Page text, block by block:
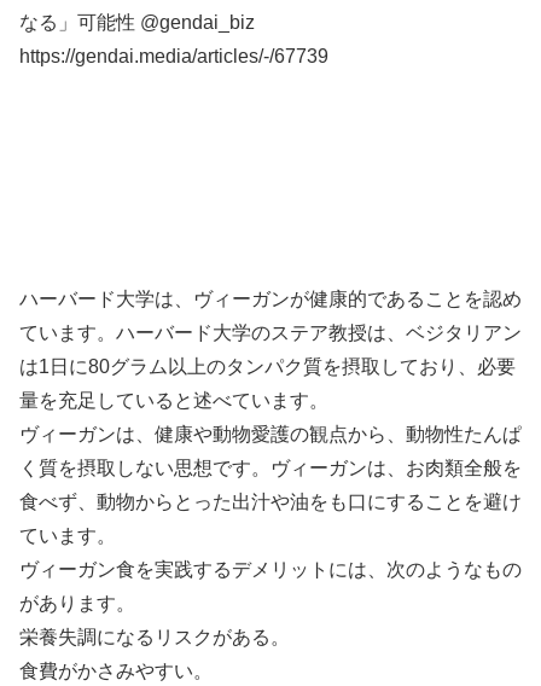
なる」可能性 @gendai_biz
https://gendai.media/articles/-/67739
ハーバード大学は、ヴィーガンが健康的であることを認め
ています。ハーバード大学のステア教授は、ベジタリアン
は1日に80グラム以上のタンパク質を摂取しており、必要
量を充足していると述べています。
ヴィーガンは、健康や動物愛護の観点から、動物性たんぱ
く質を摂取しない思想です。ヴィーガンは、お肉類全般を
食べず、動物からとった出汁や油をも口にすることを避け
ています。
ヴィーガン食を実践するデメリットには、次のようなもの
があります。
栄養失調になるリスクがある。
食費がかさみやすい。